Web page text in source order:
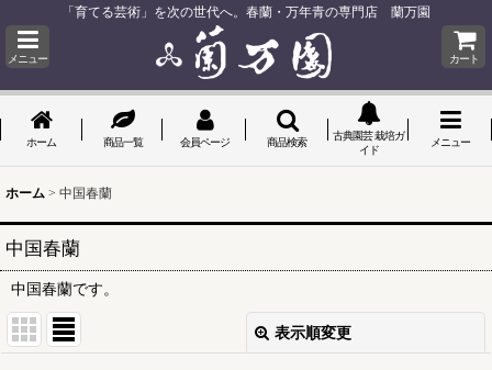
「育てる芸術」を次の世代へ。春蘭・万年青の専門店 蘭万園
メニュー カート
ホーム 商品一覧 会員ページ 商品検索
古典園芸 栽培ガ
イド
メニュー
ホーム > 中国春蘭
中国春蘭
中国春蘭です。
表示順変更